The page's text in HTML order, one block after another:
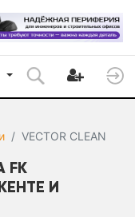
VECTOR CLEAN
FK
И